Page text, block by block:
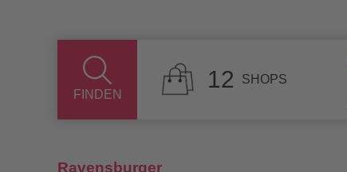
FINDEN
12 SHOPS
Ravensburger